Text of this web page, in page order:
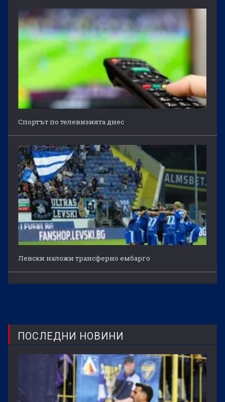
Спортът по телевизията днес
Левски наложи трансферно ембарго
ПОСЛЕДНИ НОВИНИ